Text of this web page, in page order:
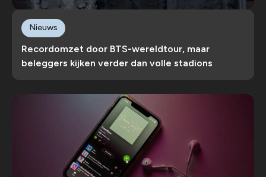
Recordomzet door BTS-wereldtour, maar
beleggers kijken verder dan volle stadions
Nieuws